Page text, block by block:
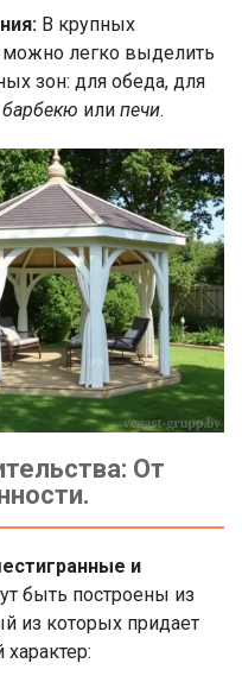
В крупных
можно легко выделить
зон: для обеда, для
барбекю или печи.
От
и
быть построены из
из которых придает